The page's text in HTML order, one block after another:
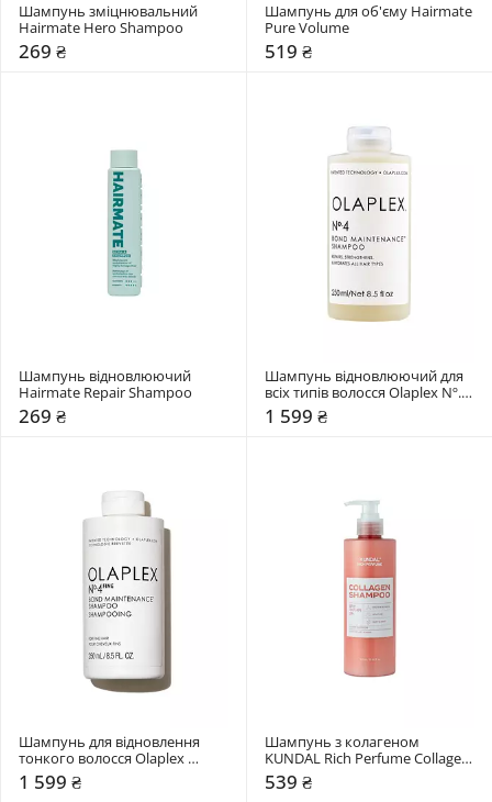
Шампунь зміцнювальний
Hairmate Hero Shampoo
269 ₴
Шампунь для об'єму Hairmate
Pure Volume
519 ₴
Шампунь відновлюючий
Hairmate Repair Shampoo
269 ₴
Шампунь відновлюючий для
всіх типів волосся Olaplex Nº.4
Bond Maintenance Shampoo
1 599 ₴
Шампунь для відновлення
тонкого волосся Olaplex
Nº4fine Bond Maintenance
Shampoo
1 599 ₴
Шампунь з колагеном
KUNDAL Rich Perfume Collagen
Shampoo "Cherry Blossom"
539 ₴